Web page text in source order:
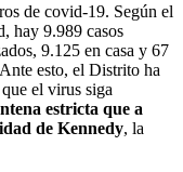
de covid-19. Según el
hay 9.989 casos
9.125 en casa y 67
esto, el Distrito ha
el virus siga
estricta que a
de Kennedy, la